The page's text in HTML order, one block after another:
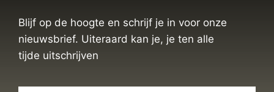
Blijf op de hoogte en schrijf je in voor onze
nieuwsbrief. Uiteraard kan je, je ten alle
tijde uitschrijven